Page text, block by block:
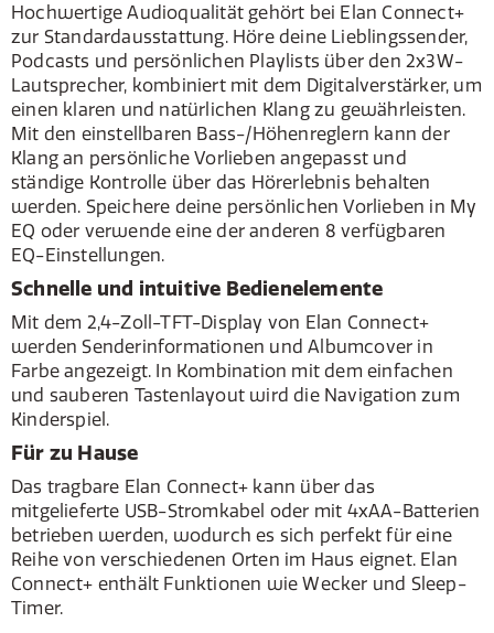
Hochwertige Audioqualität gehört bei Elan Connect+
zur Standardausstattung. Höre deine Lieblingssender,
Podcasts und persönlichen Playlists über den 2x3W-
Lautsprecher, kombiniert mit dem Digitalverstärker, um
einen klaren und natürlichen Klang zu gewährleisten.
Mit den einstellbaren Bass-/Höhenreglern kann der
Klang an persönliche Vorlieben angepasst und
ständige Kontrolle über das Hörerlebnis behalten
werden. Speichere deine persönlichen Vorlieben in My
EQ oder verwende eine der anderen 8 verfügbaren
EQ-Einstellungen.
Schnelle und intuitive Bedienelemente
Mit dem 2,4-Zoll-TFT-Display von Elan Connect+
werden Senderinformationen und Albumcover in
Farbe angezeigt. In Kombination mit dem einfachen
und sauberen Tastenlayout wird die Navigation zum
Kinderspiel.
Für zu Hause
Das tragbare Elan Connect+ kann über das
mitgelieferte USB-Stromkabel oder mit 4xAA-Batterien
betrieben werden, wodurch es sich perfekt für eine
Reihe von verschiedenen Orten im Haus eignet. Elan
Connect+ enthält Funktionen wie Wecker und Sleep-
Timer.